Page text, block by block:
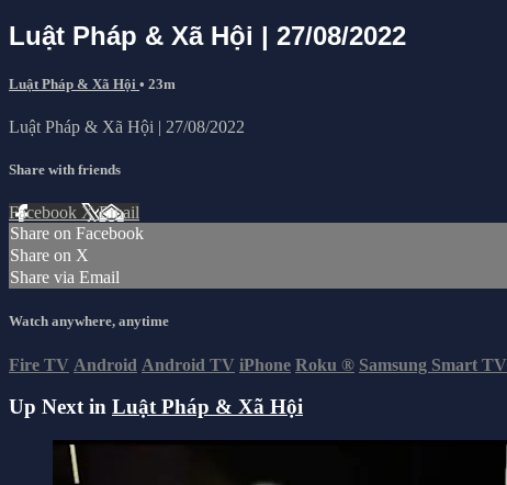
Luật Pháp & Xã Hội | 27/08/2022
Luật Pháp & Xã Hội • 23m
Luật Pháp & Xã Hội | 27/08/2022
Share with friends
Facebook XEmail
Share on Facebook
Share on X
Share via Email
Watch anywhere, anytime
Fire TV Android Android TV iPhone Roku ® Samsung Smart TV
Up Next in Luật Pháp & Xã Hội